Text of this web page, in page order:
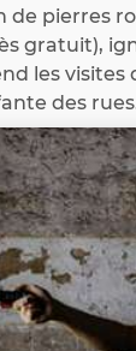
de pierres
gratuit),
les
des